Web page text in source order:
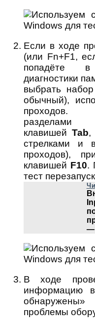
Если в ходе
(или Fn+F1,
попадёте в
диагностики
выбрать
обычный),
проходов.
разделами
клавишей Tab,
стрелками и
проходов),
клавишей F10.
тест
—
В ходе
информацию
проблемы